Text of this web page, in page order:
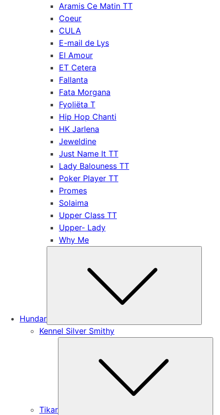
Aramis Ce Matin TT
Coeur
CULA
E-mail de Lys
El Amour
ET Cetera
Fallanta
Fata Morgana
Fyoliëta T
Hip Hop Chanti
HK Jarlena
Jeweldine
Just Name It TT
Lady Balouness TT
Poker Player TT
Promes
Solaima
Upper Class TT
Upper- Lady
Why Me
Hundar
Kennel Silver Smithy
Tikar